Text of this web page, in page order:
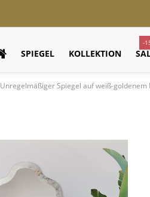
SPIEGEL KOLLEKTION
-
Unregelmäßiger Spiegel auf weiß-goldenem